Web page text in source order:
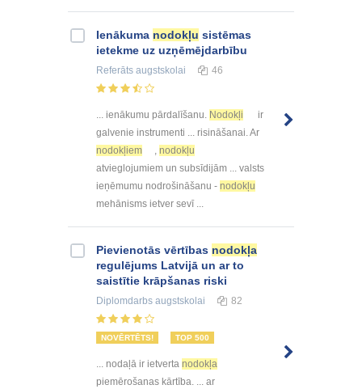
Ienākuma nodokļu sistēmas
ietekme uz uzņēmējdarbību
Referāts augstskolai 46
... ienākumu pārdalīšanu. Nodokļi
ir
galvenie instrumenti ... risināšanai. Ar
nodokļiem
, nodokļu
atvieglojumiem un subsīdijām ... valsts
ieņēmumu nodrošināšanu - nodokļu
mehānisms ietver sevī ...
Pievienotās vērtības nodokļa
regulējums Latvijā un ar to
saistītie krāpšanas riski
Diplomdarbs augstskolai 82
NOVĒRTĒTS! TOP 500
... nodaļā ir ietverta nodokļa
piemērošanas kārtība. ... ar